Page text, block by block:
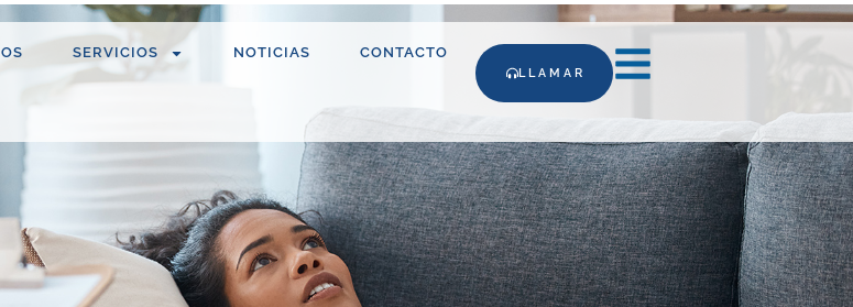
SERVICIOS NOTICIAS CONTACTO
LLAMAR